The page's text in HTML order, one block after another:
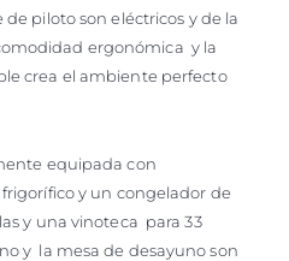
piloto son eléctricos y de la
ergonómica y la
crea el ambiente perfecto
equipada con
y un congelador de
y una vinoteca para 33
y la mesa de desayuno son